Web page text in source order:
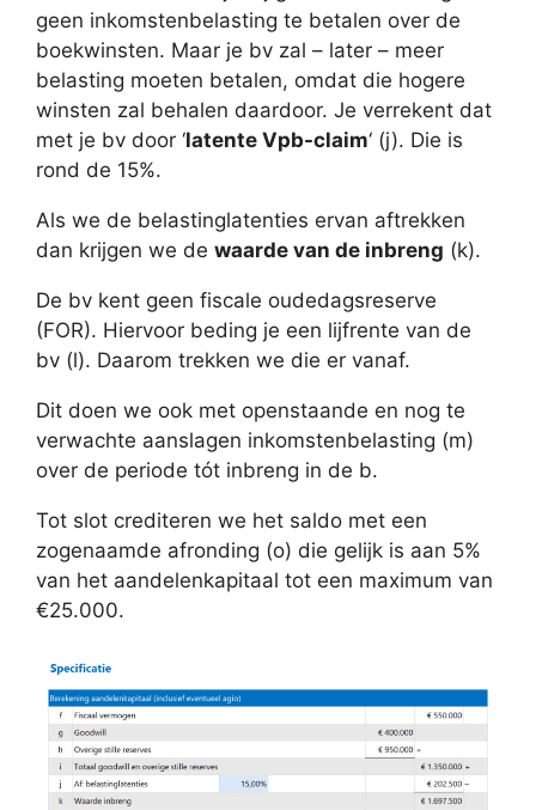
geen inkomstenbelasting te betalen over de
boekwinsten. Maar je bv zal – later – meer
belasting moeten betalen, omdat die hogere
winsten zal behalen daardoor. Je verrekent dat
met je bv door ‘latente Vpb-claim‘ (j). Die is
rond de 15%.
Als we de belastinglatenties ervan aftrekken
dan krijgen we de waarde van de inbreng (k).
De bv kent geen fiscale oudedagsreserve
(FOR). Hiervoor beding je een lijfrente van de
bv (l). Daarom trekken we die er vanaf.
Dit doen we ook met openstaande en nog te
verwachte aanslagen inkomstenbelasting (m)
over de periode tót inbreng in de b.
Tot slot crediteren we het saldo met een
zogenaamde afronding (o) die gelijk is aan 5%
van het aandelenkapitaal tot een maximum van
€25.000.